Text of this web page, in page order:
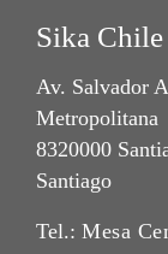
Sika Chile
Av. Salvador
Metropolitana
8320000
Santiago
Tel.: Mesa